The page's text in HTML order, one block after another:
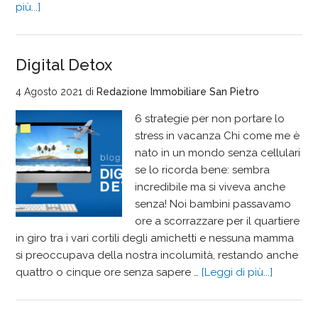
più...]
Digital Detox
4 Agosto 2021 di Redazione Immobiliare San Pietro
6 strategie per non portare lo
stress in vacanza Chi come me è
nato in un mondo senza cellulari
se lo ricorda bene: sembra
incredibile ma si viveva anche
senza! Noi bambini passavamo
ore a scorrazzare per il quartiere
in giro tra i vari cortili degli amichetti e nessuna mamma
si preoccupava della nostra incolumità, restando anche
quattro o cinque ore senza sapere …[Leggi di più...]